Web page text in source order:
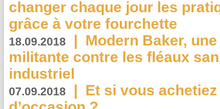
changer chaque jour les
grâce à votre fourchette
18.09.2018 | Modern Baker,
militante contre les fléaux
industriel
07.09.2018 | Et si vous